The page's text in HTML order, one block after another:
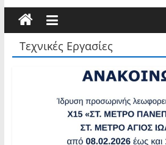
Τεχνικές Εργασίες